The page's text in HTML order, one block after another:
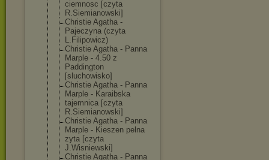
ciemnosc [czyta
R.Siemianowski]
Christie Agatha -
Pajeczyna (czyta
L.Filipowicz)
Christie Agatha - Panna
Marple - 4.50 z
Paddington
[sluchowisko]
Christie Agatha - Panna
Marple - Karaibska
tajemnica [czyta
R.Siemianowski]
Christie Agatha - Panna
Marple - Kieszen pelna
zyta [czyta
J.Wisniewski]
Christie Agatha - Panna